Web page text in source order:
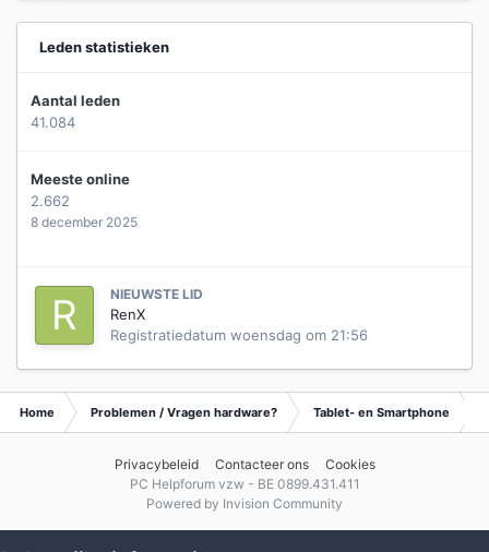
Leden statistieken
Aantal leden
41.084
Meeste online
2.662
8 december 2025
NIEUWSTE LID
RenX
Registratiedatum woensdag om 21:56
Home Problemen / Vragen hardware? Tablet- en Smartphone
Privacybeleid Contacteer ons
Cookies
PC Helpforum vzw - BE 0899.431.411
Powered by Invision Community